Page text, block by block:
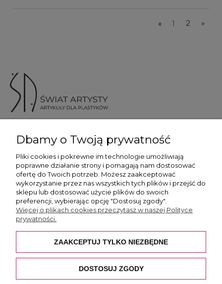
« 1 2 »
Więcej informacji
Płatność i dostawa
Pomoc
O nas
Dbamy o Twoją prywatność
Pliki cookies i pokrewne im technologie umożliwiają
poprawne działanie strony i pomagają nam dostosować
ofertę do Twoich potrzeb. Możesz zaakceptować
wykorzystanie przez nas wszystkich tych plików i przejść do
sklepu lub dostosować użycie plików do swoich
preferencji, wybierając opcję "Dostosuj zgody".
Więcej o plikach cookies przeczytasz w naszej Polityce
prywatności.
ZAAKCEPTUJ TYLKO NIEZBĘDNE
DOSTOSUJ ZGODY